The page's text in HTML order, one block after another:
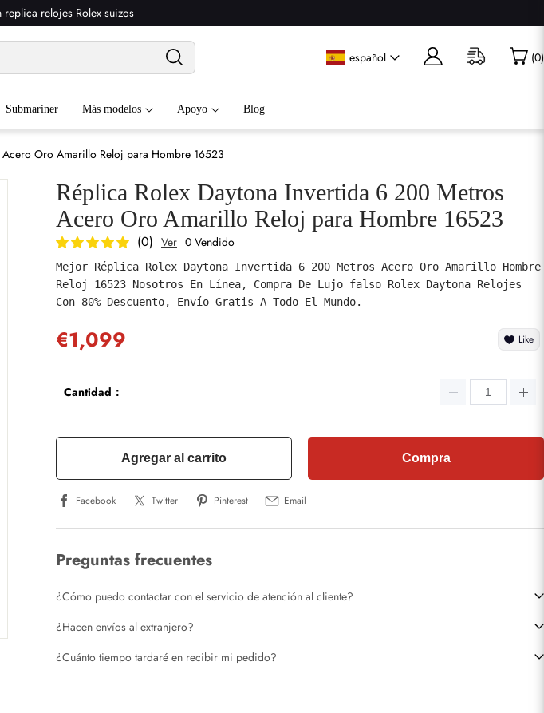
replica relojes Rolex suizos
español (0)
Submariner Más modelos Apoyo Blog
Oro Amarillo Reloj para Hombre 16523
Réplica Rolex Daytona Invertida 6 200 Metros
Acero Oro Amarillo Reloj para Hombre 16523
(0) Ver 0 Vendido
Mejor Réplica Rolex Daytona Invertida 6 200 Metros Acero Oro Amarillo Hombre
Reloj 16523 Nosotros En Línea, Compra De Lujo falso Rolex Daytona Relojes
Con 80% Descuento, Envío Gratis A Todo El Mundo.
€1,099 Like
Cantidad：
Agregar al carrito Compra
Facebook Twitter Pinterest Email
Preguntas frecuentes
¿Cómo puedo contactar con el servicio de atención al cliente?
¿Hacen envíos al extranjero?
¿Cuánto tiempo tardaré en recibir mi pedido?